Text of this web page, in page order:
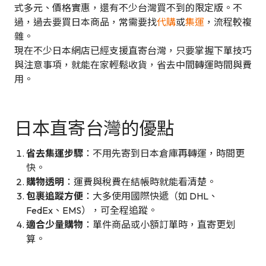
式多元、價格實惠，還有不少台灣買不到的限定版。不
過，過去要買日本商品，常需要找代購或集運 ，流程較複
雜。
現在不少日本網店已經支援直寄台灣，只要掌握下單技巧
與注意事項，就能在家輕鬆收貨，省去中間轉運時間與費
用。
日本直寄台灣的優點
省去集運步驟 ：不用先寄到日本倉庫再轉運，時間更
快。
購物透明 ：運費與稅費在結帳時就能看清楚。
包裹追蹤方便 ：大多使用國際快遞（如 DHL、
FedEx、EMS），可全程追蹤。
適合少量購物 ：單件商品或小額訂單時，直寄更划
算。